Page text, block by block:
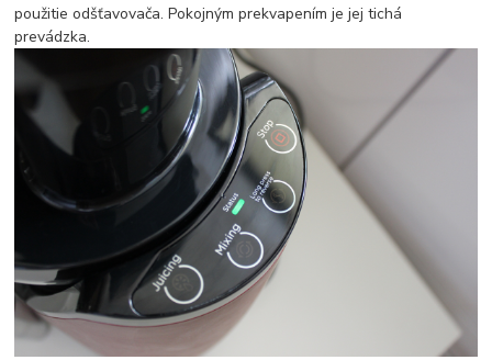
použitie odšťavovača. Pokojným prekvapením je jej tichá
prevádzka.